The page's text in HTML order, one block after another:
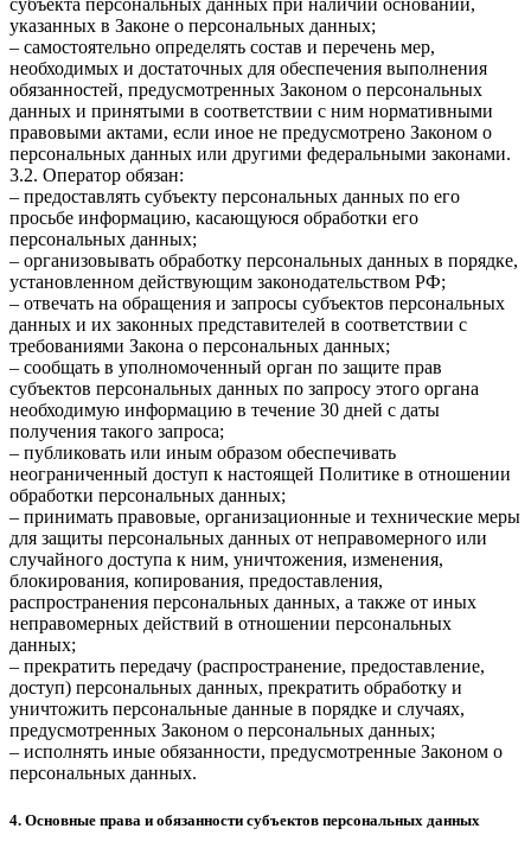
субъекта персональных данных при наличии оснований,
указанных в Законе о персональных данных;
– самостоятельно определять состав и перечень мер,
необходимых и достаточных для обеспечения выполнения
обязанностей, предусмотренных Законом о персональных
данных и принятыми в соответствии с ним нормативными
правовыми актами, если иное не предусмотрено Законом о
персональных данных или другими федеральными законами.
3.2. Оператор обязан:
– предоставлять субъекту персональных данных по его
просьбе информацию, касающуюся обработки его
персональных данных;
– организовывать обработку персональных данных в порядке,
установленном действующим законодательством РФ;
– отвечать на обращения и запросы субъектов персональных
данных и их законных представителей в соответствии с
требованиями Закона о персональных данных;
– сообщать в уполномоченный орган по защите прав
субъектов персональных данных по запросу этого органа
необходимую информацию в течение 30 дней с даты
получения такого запроса;
– публиковать или иным образом обеспечивать
неограниченный доступ к настоящей Политике в отношении
обработки персональных данных;
– принимать правовые, организационные и технические меры
для защиты персональных данных от неправомерного или
случайного доступа к ним, уничтожения, изменения,
блокирования, копирования, предоставления,
распространения персональных данных, а также от иных
неправомерных действий в отношении персональных
данных;
– прекратить передачу (распространение, предоставление,
доступ) персональных данных, прекратить обработку и
уничтожить персональные данные в порядке и случаях,
предусмотренных Законом о персональных данных;
– исполнять иные обязанности, предусмотренные Законом о
персональных данных.
4. Основные права и обязанности субъектов персональных данных